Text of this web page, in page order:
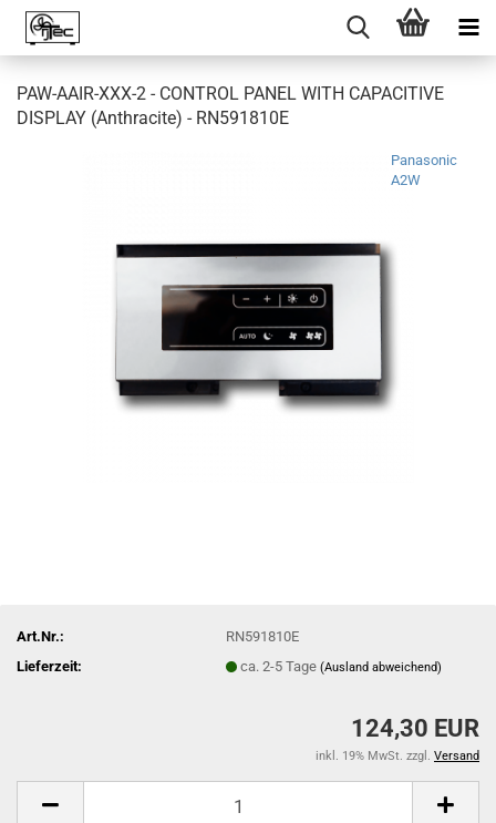
PAW-AAIR-XXX-2 - CONTROL PANEL WITH CAPACITIVE
DISPLAY (Anthracite) - RN591810E
Panasonic
A2W
Art.Nr.:
RN591810E
Lieferzeit:
ca. 2-5 Tage(Ausland abweichend)
124,30 EUR
inkl. 19% MwSt. zzgl. Versand